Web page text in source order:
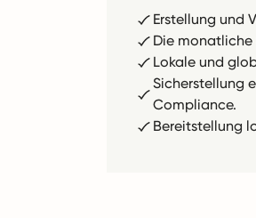
Erstellung und
Die
Lokale und
Sicherstellung
Compliance.
Bereitstellung